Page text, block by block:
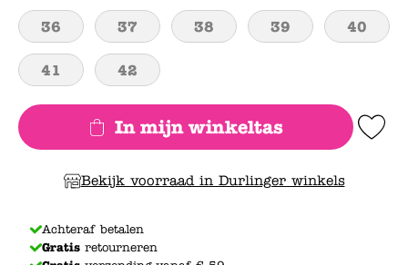
36 37 38 39 40
41 42
In mijn winkeltas Add to
Bekijk voorraad in Durlinger winkels
Achteraf betalen
Gratis retourneren